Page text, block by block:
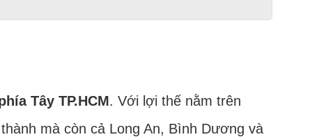
Tây TP.HCM. Với lợi thế nằm trên
mà còn cả Long An, Bình Dương và